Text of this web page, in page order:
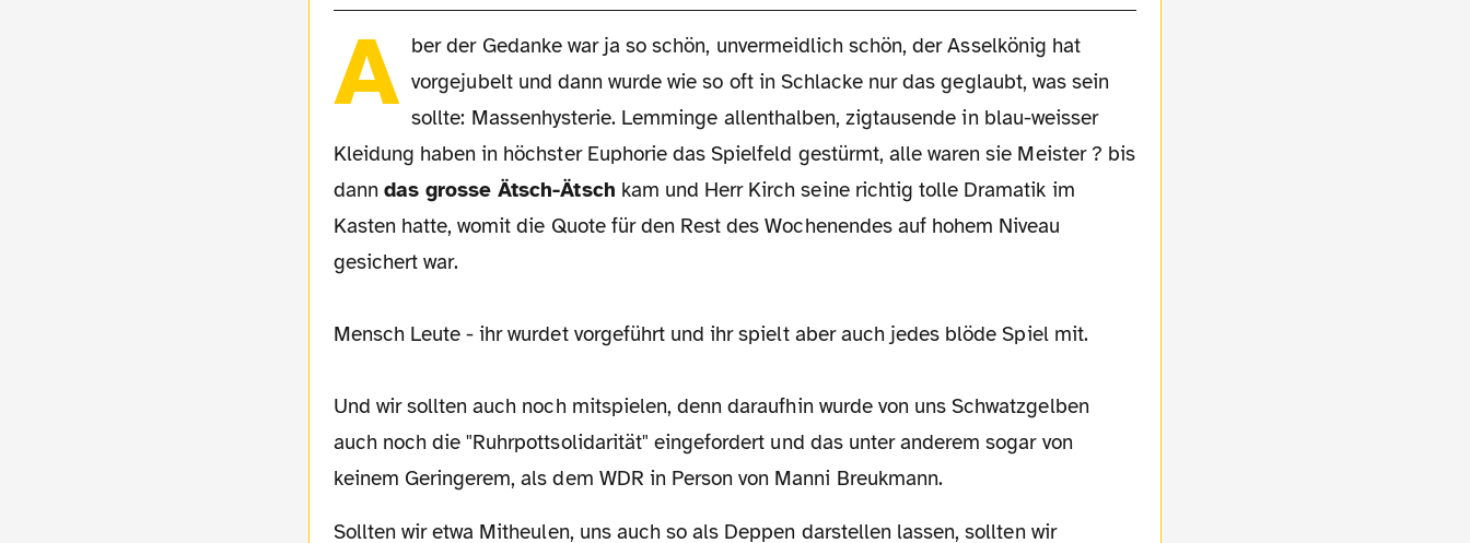
A ber der Gedanke war ja so schön, unvermeidlich schön, der Asselkönig hat
vorgejubelt und dann wurde wie so oft in Schlacke nur das geglaubt, was sein
sollte: Massenhysterie. Lemminge allenthalben, zigtausende in blau-weisser
Kleidung haben in höchster Euphorie das Spielfeld gestürmt, alle waren sie Meister ? bis
dann das grosse Ätsch-Ätsch kam und Herr Kirch seine richtig tolle Dramatik im
Kasten hatte, womit die Quote für den Rest des Wochenendes auf hohem Niveau
gesichert war.
Mensch Leute - ihr wurdet vorgeführt und ihr spielt aber auch jedes blöde Spiel mit.
Und wir sollten auch noch mitspielen, denn daraufhin wurde von uns Schwatzgelben
auch noch die "Ruhrpottsolidarität" eingefordert und das unter anderem sogar von
keinem Geringerem, als dem WDR in Person von Manni Breukmann.
Sollten wir etwa Mitheulen, uns auch so als Deppen darstellen lassen, sollten wir